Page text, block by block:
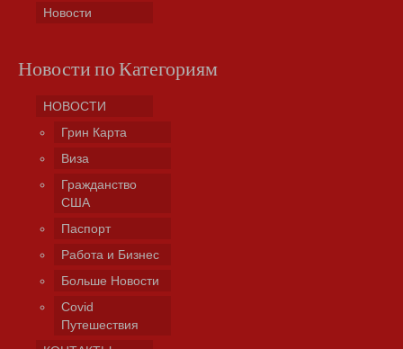
Новости
Новости по Категориям
НОВОСТИ
Грин Карта
Виза
Гражданство
США
Паспорт
Работа и Бизнес
Больше Новости
Covid
Путешествия